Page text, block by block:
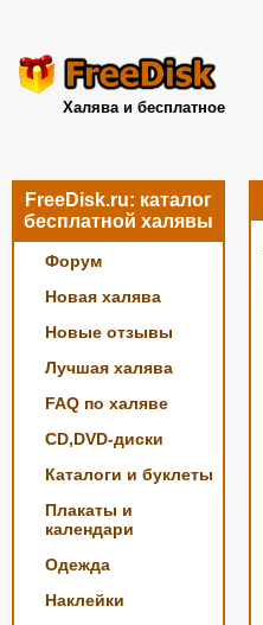
Халява и бесплатное
FreeDisk.ru: каталог
бесплатной халявы
Форум
Новая халява
Новые отзывы
Лучшая халява
FAQ по халяве
CD,DVD-диски
Каталоги и буклеты
Плакаты и
календари
Одежда
Наклейки